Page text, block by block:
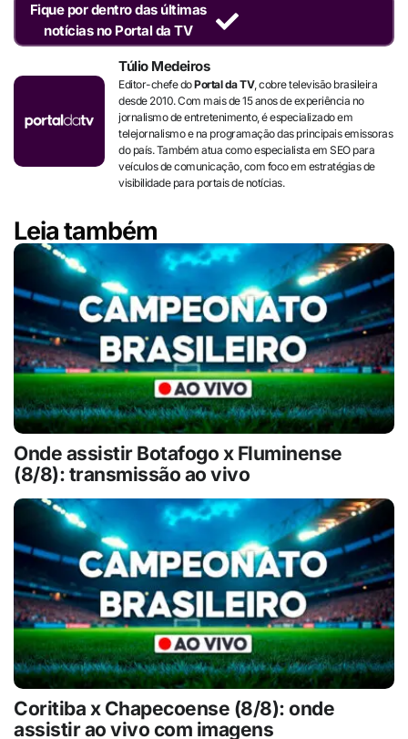
Fique por dentro das últimas
notícias no Portal da TV
Túlio Medeiros
Editor-chefe doPortal da TV, cobre televisão brasileira
desde 2010. Com mais de 15 anos de experiência no
jornalismo de entretenimento, é especializado em
telejornalismo e na programação das principais emissoras
do país. Também atua como especialista em SEO para
veículos de comunicação, com foco em estratégias de
visibilidade para portais de notícias.
Leia também
Onde assistir Botafogo x Fluminense
(8/8): transmissão ao vivo
Coritiba x Chapecoense (8/8): onde
assistir ao vivo com imagens